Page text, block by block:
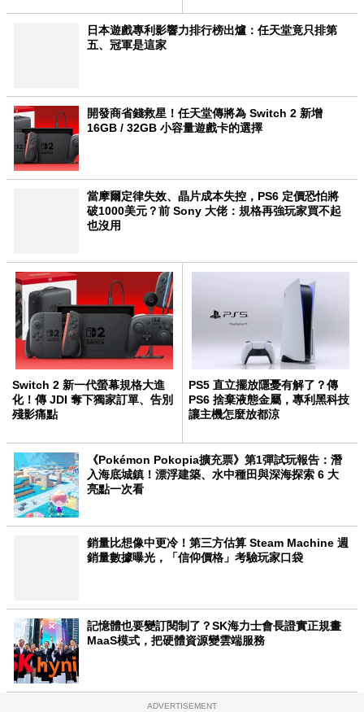
日本遊戲專利影響力排行榜出爐：任天堂竟只排第
五、冠軍是這家
開發商省錢救星！任天堂傳將為 Switch 2 新增
16GB / 32GB 小容量遊戲卡的選擇
當摩爾定律失效、晶片成本失控，PS6 定價恐怕將
破1000美元？前 Sony 大佬：規格再強玩家買不起
也沒用
Switch 2 新一代螢幕規格大進
化！傳 JDI 奪下獨家訂單、告別
殘影痛點
PS5 直立擺放隱憂有解了？傳
PS6 捨棄液態金屬，專利黑科技
讓主機怎麼放都涼
《Pokémon Pokopia擴充票》第1彈試玩報告：潛
入海底城鎮！漂浮建築、水中種田與深海探索 6 大
亮點一次看
銷量比想像中更冷！第三方估算 Steam Machine 週
銷量數據曝光，「信仰價格」考驗玩家口袋
記憶體也要變訂閱制了？SK海力士會長證實正規畫
MaaS模式，把硬體資源變雲端服務
ADVERTISEMENT